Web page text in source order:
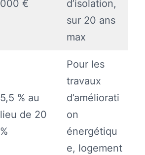
000 €
d’isolation,
sur 20 ans
max
5,5 % au
lieu de 20
%
Pour les
travaux
d’améliorati
on
énergétiqu
e, logement